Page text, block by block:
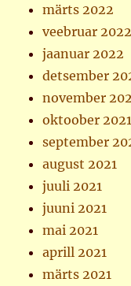
märts 2022
veebruar 2022
jaanuar 2022
detsember
november
oktoober 2021
september
august 2021
juuli 2021
juuni 2021
mai 2021
aprill 2021
märts 2021